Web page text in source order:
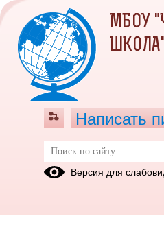
Клуб семейного
читающей семьи"
МБОУ
Написать
Версия для